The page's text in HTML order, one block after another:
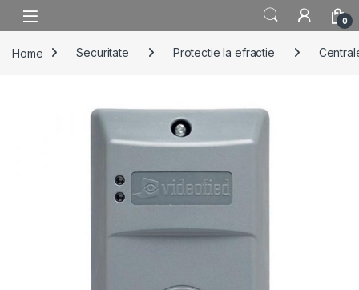
Skip to navigation
Skip to content
0
Home Securitate Protectie la efractie